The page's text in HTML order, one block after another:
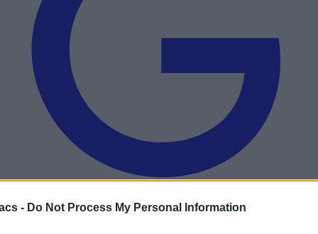
- Do Not Process My Personal Information